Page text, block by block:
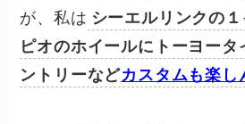
が、私は シーエルリンクの
ピオのホイールにトーヨータ
ントリーなどカスタムも楽し